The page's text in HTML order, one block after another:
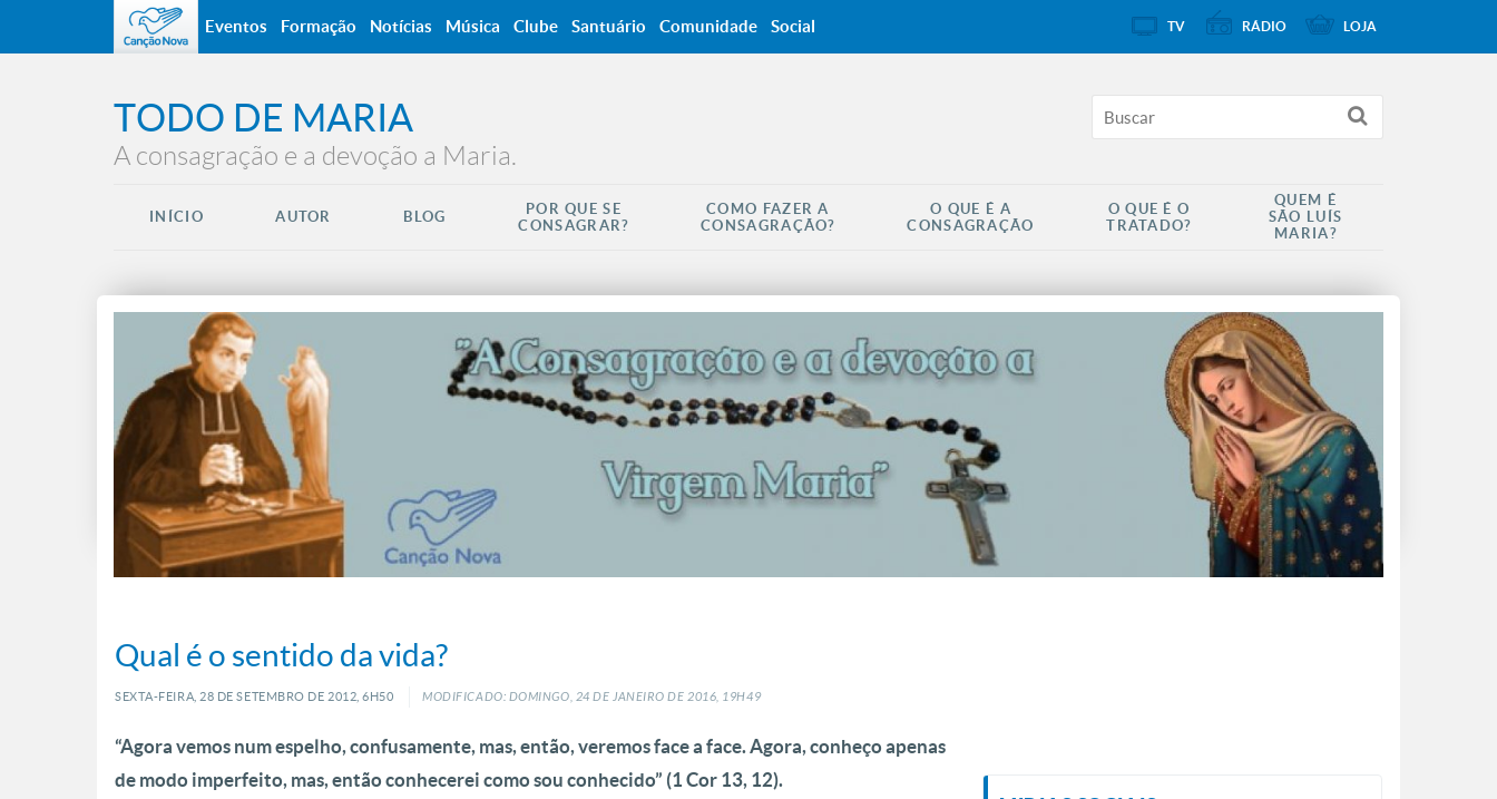
TODO DE MARIA
A consagração e a devoção a Maria.
INÍCIO AUTOR BLOG
POR QUE SE
CONSAGRAR?
COMO FAZER A
CONSAGRAÇÃO?
O QUE É A
CONSAGRAÇÃO
O QUE É O
TRATADO?
QUEM É
SÃO LUÍS
MARIA?
Qual é o sentido da vida?
SEXTA-FEIRA, 28 DE SETEMBRO DE 2012, 6H50 MODIFICADO: DOMINGO, 24 DE JANEIRO DE 2016, 19H49
“Agora vemos num espelho, confusamente, mas, então, veremos face a face. Agora, conheço apenas
de modo imperfeito, mas, então conhecerei como sou conhecido” (1 Cor 13, 12).
Eventos Formação Notícias Música Clube Santuário Comunidade Social TV RÁDIO LOJA